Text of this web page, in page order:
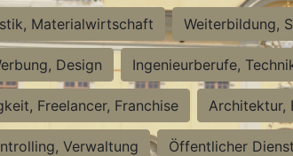
Materialwirtschaft Weiterbildung,
Design Ingenieurberufe,
Freelancer, Franchise Architektur,
Verwaltung Öffentlicher Dienst